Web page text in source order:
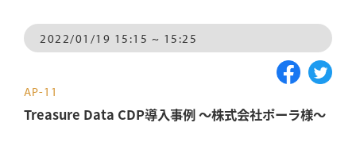
2022/01/19 15:15 ~ 15:25
AP-11
Treasure Data CDP導入事例 〜株式会社ポーラ様〜